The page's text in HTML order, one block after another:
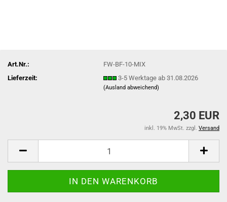
Art.Nr.:
FW-BF-10-MIX
Lieferzeit:
3-5 Werktage ab 31.08.2026
(Ausland abweichend)
2,30 EUR
inkl. 19% MwSt. zzgl. Versand